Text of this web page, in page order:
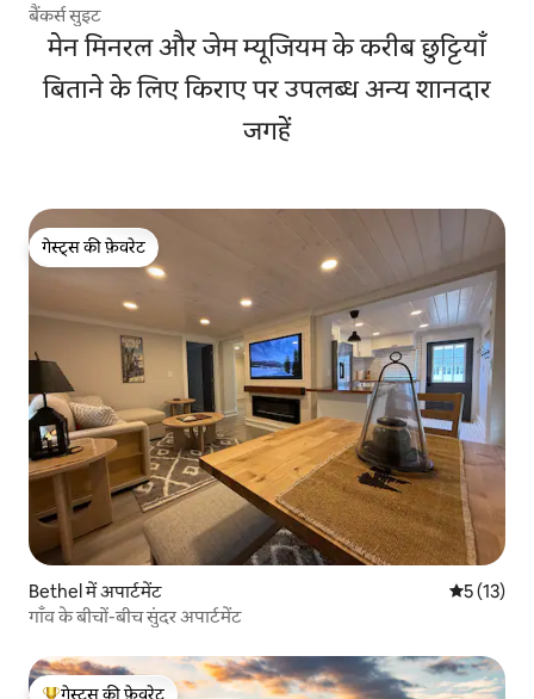
बैंकर्स सुइट
मेन मिनरल और जेम म्यूजियम के करीब छुट्टियाँ
बिताने के लिए किराए पर उपलब्ध अन्य शानदार
जगहें
गेस्ट्स की फ़ेवरेट
गेस्ट्स की फ़ेवरेट
Bethel में अपार्टमेंट औसत रेटिंग
5 (13)
गाँव के बीचों-बीच सुंदर अपार्टमेंट